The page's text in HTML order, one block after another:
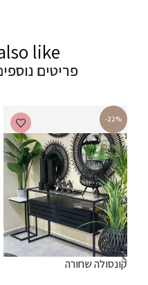
like
פריטים
-22%
קונסולה שחורה